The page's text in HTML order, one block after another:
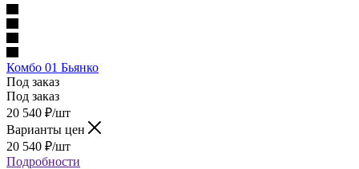
Комбо 01 Бьянко
Под заказ
Под заказ
20 540 ₽/шт
Варианты цен
20 540 ₽/шт
Подробности